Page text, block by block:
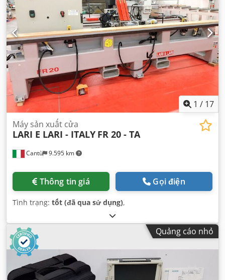
1 / 17
Cantù 9.595 km
Máy sản xuất cửa
LARI E LARI - ITALY FR 20 - TA
Thông tin giá Gọi điện
Tình trạng: tốt (đã qua sử dụng),
Quảng cáo nhỏ